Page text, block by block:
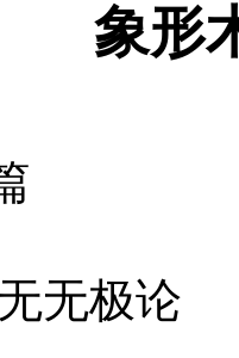
象形
无极论